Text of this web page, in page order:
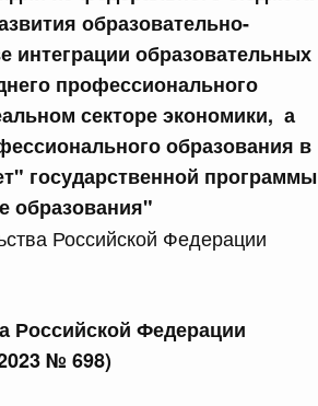
образовательно-
интеграции образовательных
профессионального
секторе экономики, а
образования в
государственной программы
образования"
Российской Федерации
Российской Федерации
№ 698)
2021